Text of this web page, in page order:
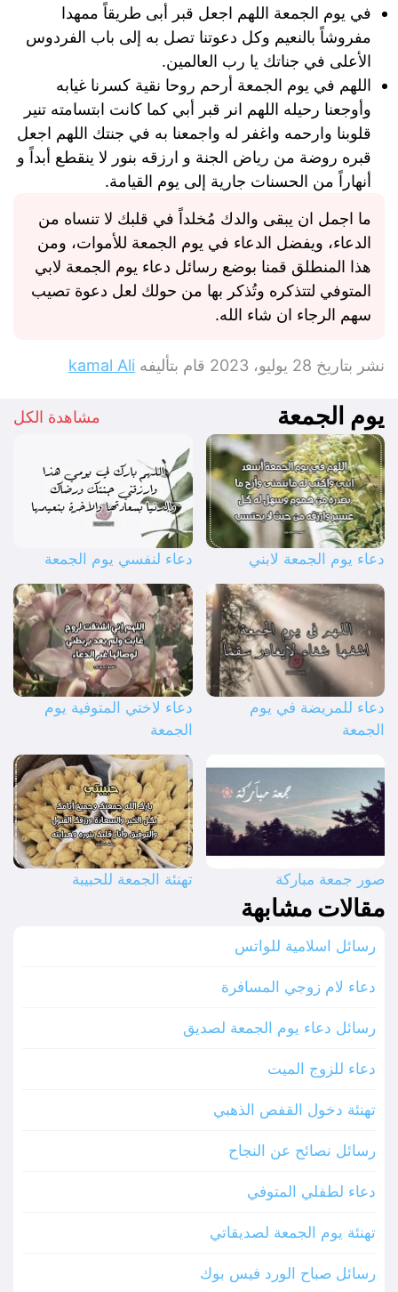
في يوم الجمعة اللهم اجعل قبر أبى طريقاً ممهدا
مفروشاً بالنعيم وكل دعوتنا تصل به إلى باب الفردوس
الأعلى في جناتك يا رب العالمين.
اللهم في يوم الجمعة أرحم روحا نقية كسرنا غيابه
وأوجعنا رحيله اللهم انر قبر أبي كما كانت ابتسامته تنير
قلوبنا وارحمه واغفر له واجمعنا به في جنتك اللهم اجعل
قبره روضة من رياض الجنة و ارزقه بنور لا ينقطع أبداً و
أنهاراً من الحسنات جارية إلى يوم القيامة.
ما اجمل ان يبقى والدك مُخلداً في قلبك لا تنساه من
الدعاء، ويفضل الدعاء في يوم الجمعة للأموات، ومن
هذا المنطلق قمنا بوضع رسائل دعاء يوم الجمعة لابي
المتوفي لتتذكره وتُذكر بها من حولك لعل دعوة تصيب
سهم الرجاء ان شاء الله.
نشر بتاريخ 28 يوليو، 2023 قام بتأليفه kamal Ali
يوم الجمعة مشاهدة الكل
دعاء يوم الجمعة لابني دعاء لنفسي يوم الجمعة
دعاء للمريضة في يوم
الجمعة
دعاء لاختي المتوفية يوم
الجمعة
صور جمعة مباركة تهنئة الجمعة للحبيبة
مقالات مشابهة
رسائل اسلامية للواتس
دعاء لام زوجي المسافرة
رسائل دعاء يوم الجمعة لصديق
دعاء للزوج الميت
تهنئة دخول القفص الذهبي
رسائل نصائح عن النجاح
دعاء لطفلي المتوفي
تهنئة يوم الجمعة لصديقاتي
رسائل صباح الورد فيس بوك